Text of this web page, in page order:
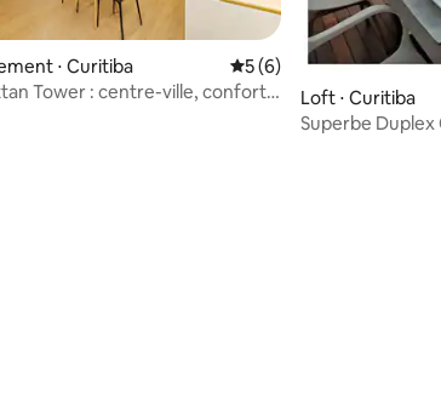
sur la base de 17 commentaires : 5 sur 5
⋅ Curitiba Évaluation moyenne sur
5 (6)
Tower : centre-ville, confort,
Loft ⋅ Curitiba
Superbe Duplex